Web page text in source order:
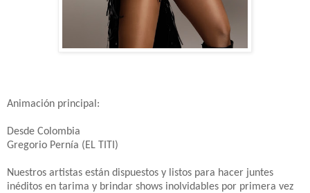
Animación principal:
Desde Colombia
Gregorio Pernía (EL TITI)
Nuestros artistas están dispuestos y listos para hacer juntes
inéditos en tarima y brindar shows inolvidables por primera vez